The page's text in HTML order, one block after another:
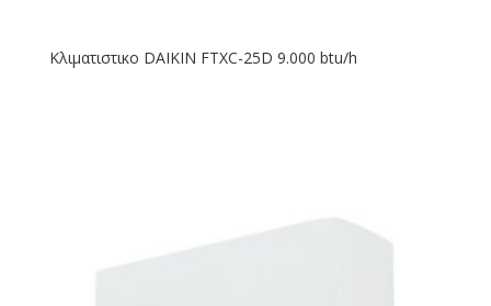
Κλιματιστικο DAIKIN FTXC-25D 9.000 btu/h